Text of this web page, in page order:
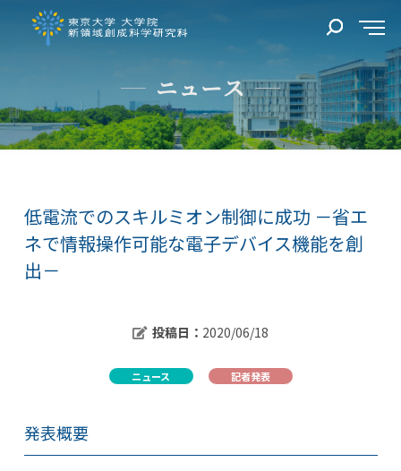
ニュース
低電流でのスキルミオン制御に成功 －省エ
ネで情報操作可能な電子デバイス機能を創
出－
投稿日： 2020/06/18
ニュース 記者発表
発表概要